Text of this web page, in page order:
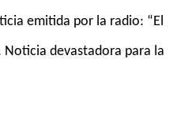
emitida por la radio: “El
Noticia devastadora para la